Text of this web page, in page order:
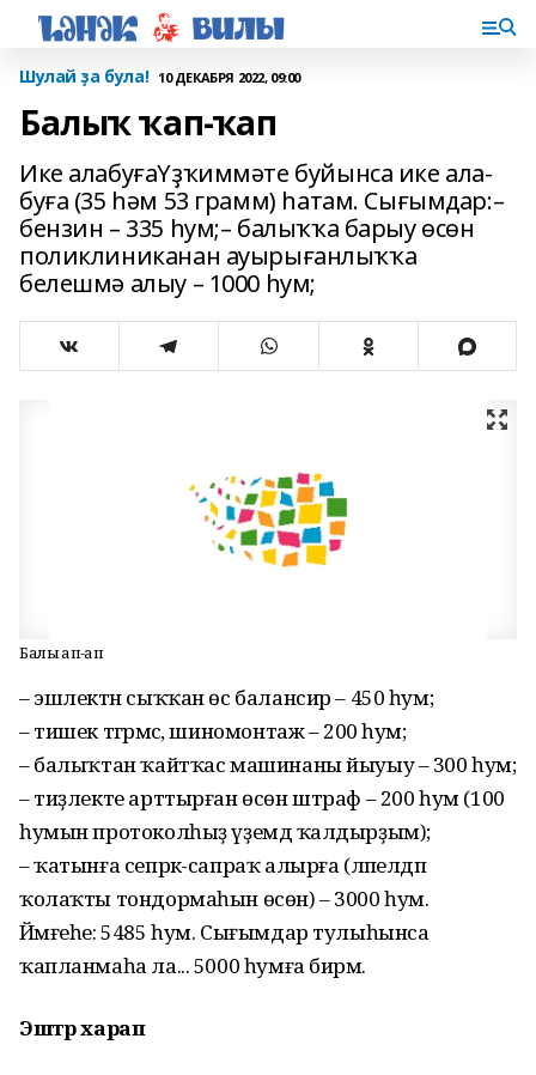
Шулай ҙа була! 10 ДЕКАБРЯ 2022, 09:00
Балыҡ ҡап-ҡап
Ике алабуғаҮҙҡиммәте буйынса ике ала­
буға (35 һәм 53 грамм) һатам. Сығымдар:–
бензин – 335 һум;– балыҡҡа барыу өсөн
поликлиниканан ауырығанлыҡҡа
белешмә алыу – 1000 һум;
Балыҡ ҡап-ҡап
– эшлектән сыҡҡан өс балансир – 450 һум;
– тишек тәгәрмәс, шиномонтаж – 200 һум;
– балыҡтан ҡайтҡас машинаны йыуыу – 300 һум;
– тиҙлекте арттырған өсөн штраф – 200 һум (100
һумын протоколһыҙ үҙемдә ҡалдыр­ҙым);
– ҡатынға сепрәк-сапраҡ алыр­ға (ләпелдәп
ҡолаҡты тондор­маһын өсөн) – 3000 һум.
Йәмғеһе: 5485 һум. Сығымдар тулыһынса
ҡапланмаһа ла... 5000 һумға бирәм.
Эштәр харап